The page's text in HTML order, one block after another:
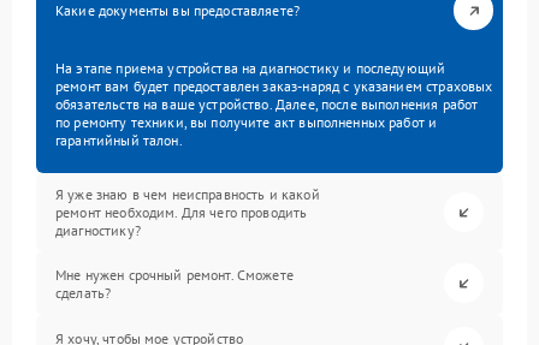
Какие документы вы предоставляете?
На этапе приема устройства на диагностику и последующий
ремонт вам будет предоставлен заказ-наряд с указанием страховых
обязательств на ваше устройство. Далее, после выполнения работ
по ремонту техники, вы получите акт выполненных работ и
гарантийный талон.
Я уже знаю в чем неисправность и какой
ремонт необходим. Для чего проводить
диагностику?
Мне нужен срочный ремонт. Сможете
сделать?
Я хочу, чтобы мое устройство